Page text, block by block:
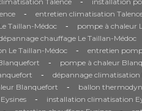
- entretien climatisation
Taillan-Médoc - pompe à chaleur
chauffage Le Taillan-Médoc
Le Taillan-Médoc - entretien
- pompe à chaleur
- dépannage
Blanquefort - ballon
- installation climatisation